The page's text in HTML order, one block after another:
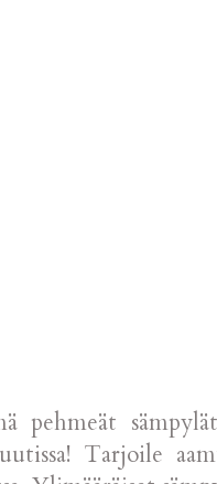
pehmeät
Tarjoile